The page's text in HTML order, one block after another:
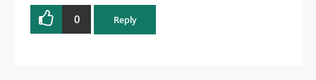
0 Reply